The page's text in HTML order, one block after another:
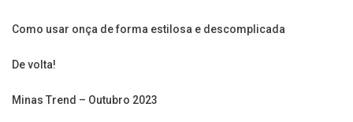
Como usar onça de forma estilosa e descomplicada
De volta!
Minas Trend – Outubro 2023